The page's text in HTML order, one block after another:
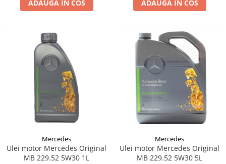
Lichid de frana
Filtre moto
Filtru combustibil
Buson golire ulei
Filtru ulei moto
Filtru aer moto
Intretinere si curatare filtre moto
Intretinere moto
Curatare moto
Covor moto
ADAUGA IN COS ADAUGA IN COS
Mercedes
Ulei motor Mercedes Original
MB 229.52 5W30 1L
Mercedes
Ulei motor Mercedes Original
MB 229.52 5W30 5L